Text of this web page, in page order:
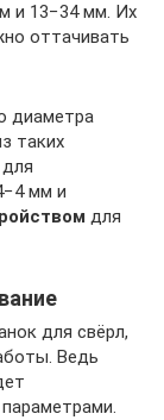
и 13−34 мм. Их
оттачивать
диаметра
таких
мм и
для
для свёрл,
Ведь